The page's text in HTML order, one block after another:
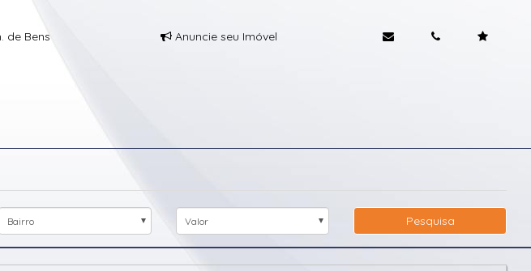
de Bens Anuncie seu Imóvel
Bairro Valor Pesquisa